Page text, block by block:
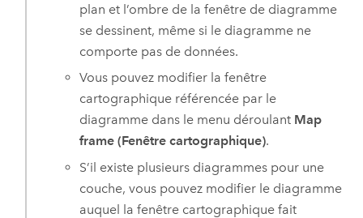
plan et l’ombre de la fenêtre de diagramme
se dessinent, même si le diagramme ne
comporte pas de données.
Vous pouvez modifier la fenêtre
cartographique référencée par le
diagramme dans le menu déroulant Map
frame (Fenêtre cartographique).
S’il existe plusieurs diagrammes pour une
couche, vous pouvez modifier le diagramme
auquel la fenêtre cartographique fait